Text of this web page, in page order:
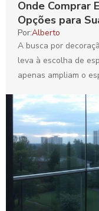
Onde Comprar
Opções para
Por:Alberto
A busca por
leva à escolha de
apenas ampliam o